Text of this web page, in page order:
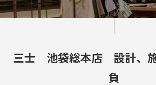
三士 池袋総本店 設計、
負